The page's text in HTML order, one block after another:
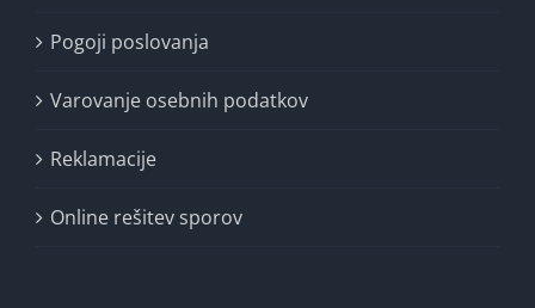
Pogoji poslovanja
Varovanje osebnih podatkov
Reklamacije
Online rešitev sporov